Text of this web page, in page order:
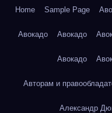
Home Sample Page
Авокадо Авокадо
Авокадо
Авторам и
Александр